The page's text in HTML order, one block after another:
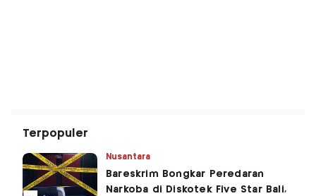
Terpopuler
Nusantara
Bareskrim Bongkar Peredaran
Narkoba di Diskotek Five Star Bali,